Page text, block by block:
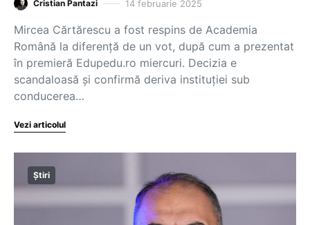
Cristian Pantazi 14 februarie 2025
Mircea Cărtărescu a fost respins de Academia
Română la diferență de un vot, după cum a prezentat
în premieră Edupedu.ro miercuri. Decizia e
scandaloasă și confirmă deriva instituției sub
conducerea…
Vezi articolul
Știri